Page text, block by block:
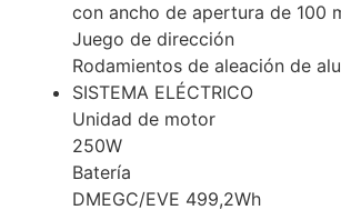
con ancho de apertura de 100
Juego de dirección
Rodamientos de aleación de
SISTEMA ELÉCTRICO
Unidad de motor
250W
Batería
DMEGC/EVE 499,2Wh